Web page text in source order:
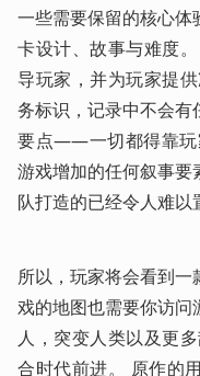
一些需要保留的核心
卡设计、故事与难度
导玩家，并为玩家提
务标识，记录中不会
要点——一切都得靠玩
游戏增加的任何叙事
队打造的已经令人难以
所以，玩家将会看到
戏的地图也需要你访
人，突变人类以及更
合时代前进。 原作的